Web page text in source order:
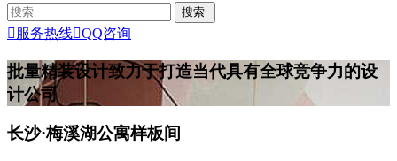
 服务热线QQ咨询
批量精装设计致力于打造当代具有全球竞争力的设
计公司
长沙·梅溪湖公寓样板间